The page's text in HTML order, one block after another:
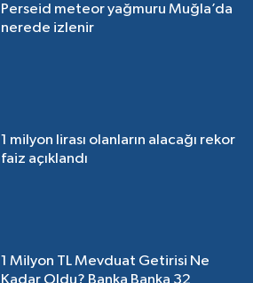
Perseid meteor yağmuru Muğla’da
nerede izlenir
1 milyon lirası olanların alacağı rekor
faiz açıklandı
1 Milyon TL Mevduat Getirisi Ne
Kadar Oldu? Banka Banka 32